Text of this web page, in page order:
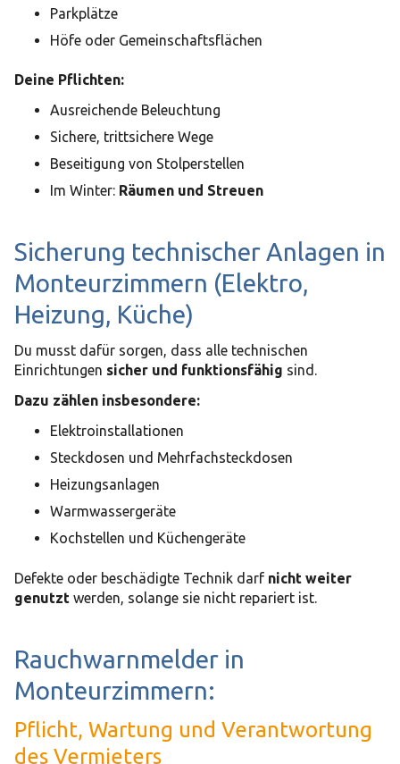
Parkplätze
Höfe oder Gemeinschaftsflächen
Deine Pflichten:
Ausreichende Beleuchtung
Sichere, trittsichere Wege
Beseitigung von Stolperstellen
Im Winter: Räumen und Streuen
Sicherung technischer Anlagen in
Monteurzimmern (Elektro,
Heizung, Küche)
Du musst dafür sorgen, dass alle technischen
Einrichtungen sicher und funktionsfähig sind.
Dazu zählen insbesondere:
Elektroinstallationen
Steckdosen und Mehrfachsteckdosen
Heizungsanlagen
Warmwassergeräte
Kochstellen und Küchengeräte
Defekte oder beschädigte Technik darf nicht weiter
genutzt werden, solange sie nicht repariert ist.
Rauchwarnmelder in
Monteurzimmern:
Pflicht, Wartung und Verantwortung
des Vermieters